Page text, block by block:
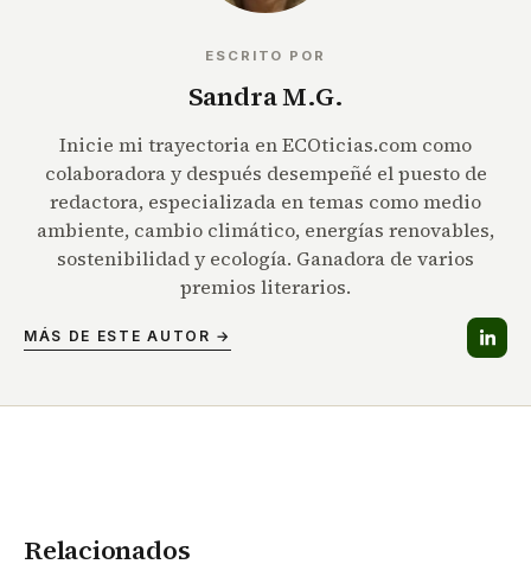
ESCRITO POR
Sandra M.G.
Inicie mi trayectoria en ECOticias.com como
colaboradora y después desempeñé el puesto de
redactora, especializada en temas como medio
ambiente, cambio climático, energías renovables,
sostenibilidad y ecología. Ganadora de varios
premios literarios.
MÁS DE ESTE AUTOR →
Relacionados